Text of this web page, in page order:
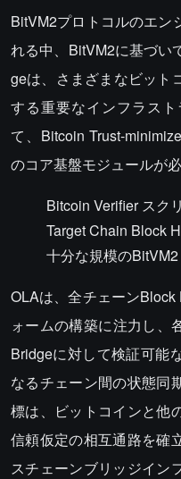
BitVM2プロトコルのエン
れる中、BitVM2に基づい
geは、さまざまなビット
する重要なインフラス
て、Bitcoin Trust-
のコア基盤モジュールが
Bitcoin Verifier スク
Target Chain Block
十分な規模の
OLAは、全チェーン
ォームの構築に注力し、
Bridgeに対して検証可能
なるチェーン間の状態同
標は、ビットコインと他
信頼仮定の相互通路を確
スチェーンブリッジイン